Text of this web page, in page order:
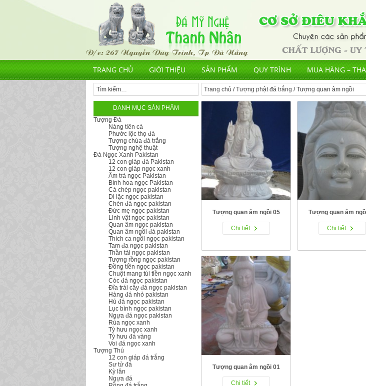
TRANG CHỦ GIỚI THIỆU SẢN PHẨM QUY TRÌNH MUA HÀNG –
Trang chủ /Tượng phật đá trắng / Tượng quan âm ngồi
Tượng quan âm ngồi 05
Chi tiết
Tượng quan âm
Chi tiết
Tượng quan âm ngồi 01
Chi tiết
DANH MỤC SẢN PHẨM
Tượng Đá
Nàng tiên cá
Phước lộc thọ đá
Tượng chúa đá trắng
Tượng nghệ thuật
Đá Ngọc Xanh Pakistan
12 con giáp đá Pakistan
12 con giáp ngọc xanh
Ấm trà ngọc Pakistan
Bình hoa ngọc Pakistan
Cá chép ngọc pakistan
Di lặc ngọc pakistan
Chén đá ngọc pakistan
Đức mẹ ngọc pakistan
Linh vật ngọc pakistan
Quan âm ngọc pakistan
Quan âm ngồi đá pakistan
Thích ca ngồi ngọc pakistan
Tam đa ngọc pakistan
Thần tài ngọc pakistan
Tượng rồng ngọc pakistan
Đồng tiền ngọc pakistan
Chuột mang túi tiền ngọc xanh
Cóc đá ngọc pakistan
Đĩa trái cây đá ngọc pakistan
Hàng đá nhỏ pakistan
Hủ đá ngọc pakistan
Lục bình ngọc pakistan
Ngựa đá ngọc pakistan
Rùa ngọc xanh
Tỳ hưu ngọc xanh
Tỳ hưu đá vàng
Voi đá ngọc xanh
Tượng Thú
12 con giáp đá trắng
Sư tử đá
Kỳ lân
Ngựa đá